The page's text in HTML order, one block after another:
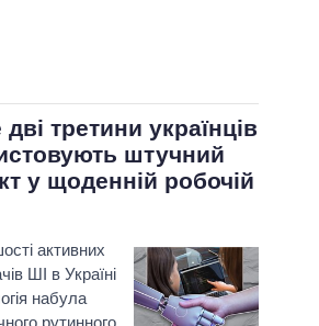
третини українців
штучний
у щоденній робочій
активних
ШІ в Україні
набула
рутинного